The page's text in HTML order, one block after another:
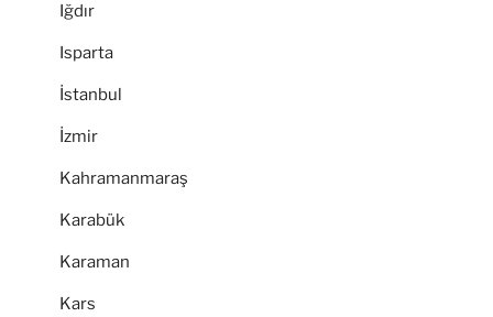
Iğdır
Isparta
İstanbul
İzmir
Kahramanmaraş
Karabük
Karaman
Kars